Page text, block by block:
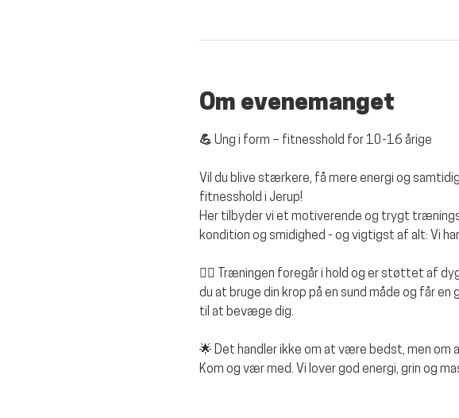
Om evenemanget
💪 Ung i form – fitnesshold for 10-16 årige
Vil du blive stærkere, få mere energi og
fitnesshold i Jerup!
Her tilbyder vi et motiverende og trygt
kondition og smidighed - og vigtigst af alt: Vi
🏋️‍♂️ Træningen foregår i hold og er støttet af
du at bruge din krop på en sund måde og får
til at bevæge dig.
🌟 Det handler ikke om at være bedst, men
Kom og vær med. Vi lover god energi, grin og